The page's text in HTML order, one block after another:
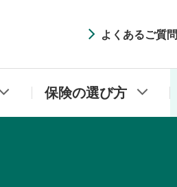
マリー生命よくあるご質問
保険の選び方